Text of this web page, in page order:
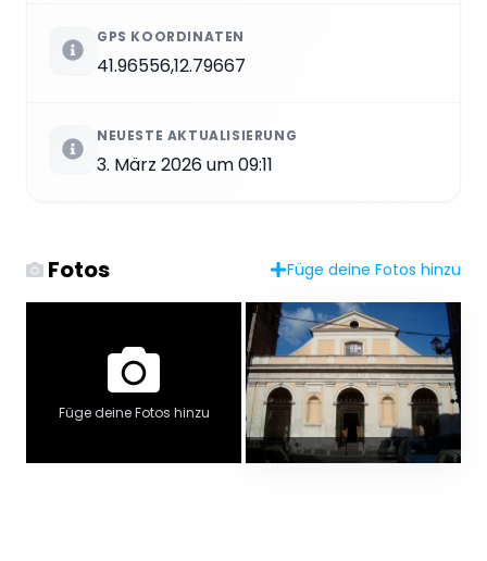
GPS KOORDINATEN
41.96556,12.79667
NEUESTE AKTUALISIERUNG
3. März 2026 um 09:11
Fotos Füge deine Fotos hinzu
Füge deine Fotos hinzu